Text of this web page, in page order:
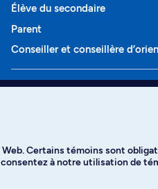
Élève du secondaire
Parent
Conseiller et conseillère
Programmes et cours
Spotify
Certains témoins sont
à notre utilisation de